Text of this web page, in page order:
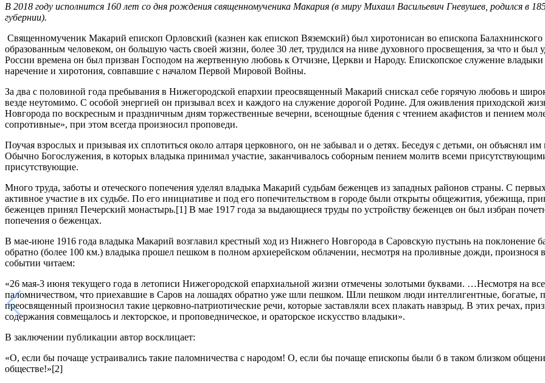
В 2018 году исполнится 160 лет со дня рождения священномученика Макария (в миру Михаил Васильевич Гневушев, родился в
губернии).
Священномученик Макарий епископ Орловский (казнен как епископ Вяземский) был хиротонисан во епископа
образованным человеком, он большую часть своей жизни, более 30 лет, трудился на ниве духовного просвещения, за что и
России времена он был призван Господом на жертвенную любовь к Отчизне, Церкви и Народу. Епископское служение
наречение и хиротония, совпавшие с началом Первой Мировой Войны.
За два с половиной года пребывания в Нижегородской епархии преосвященный Макарий снискал себе горячую любовь и
везде неутомимо. С особой энергией он призывал всех и каждого на служение дорогой Родине. Для оживления приходской
Новгорода по воскресным и праздничным дням торжественные вечерни, всенощные бдения с чтением акафистов и пением
сопротивные», при этом всегда произносил проповеди.
Поучая взрослых и призывая их сплотиться около алтаря церковного, он не забывал и о детях. Беседуя с детьми, он объяснял
Обычно Богослужения, в которых владыка принимал участие, заканчивалось соборным пением молитв всеми
присутствующие.
Много труда, заботы и отеческого попечения уделял владыка Макарий судьбам беженцев из западных районов страны. С
активное участие в их судьбе. По его инициативе и под его попечительством в городе были открыты общежития, убежища,
беженцев принял Печерский монастырь.[1] В мае 1917 года за выдающиеся труды по устройству беженцев он был избран
попечения о беженцах.
В мае-июне 1916 года владыка Макарий возглавил крестный ход из Нижнего Новгорода в Саровскую пустынь на поклонение
обратно (более 100 км.) владыка прошел пешком в полном архиерейском облачении, несмотря на проливные дожди,
событии читаем:
«26 мая-3 июня текущего года в летописи Нижегородской епархиальной жизни отмечены золотыми буквами. …Несмотря на
паломничеством, что приехавшие в Саров на лошадях обратно уже шли пешком. Шли пешком люди интеллигентные,
преосвященный произносил такие церковно-патриотические речи, которые заставляли всех плакать навзрыд. В этих речах,
содержания совмещалось и лекторское, и проповедническое, и ораторское искусство владыки».
В заключении публикации автор восклицает:
«О, если бы почаще устраивались такие паломничества с народом! О, если бы почаще епископы были б в таком близком
обществе!»[2]